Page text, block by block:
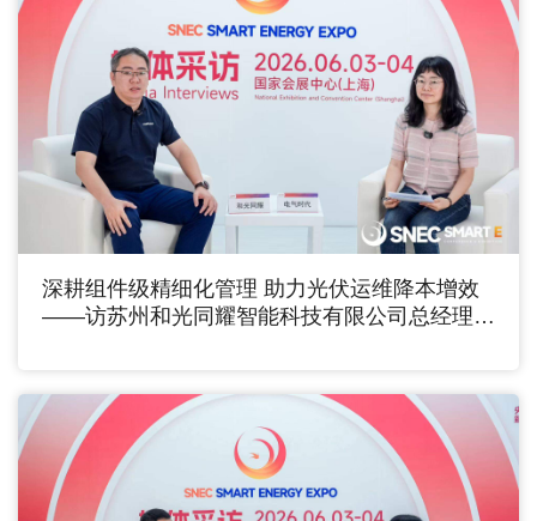
深耕组件级精细化管理 助力光伏运维降本增效
——访苏州和光同耀智能科技有限公司总经理李